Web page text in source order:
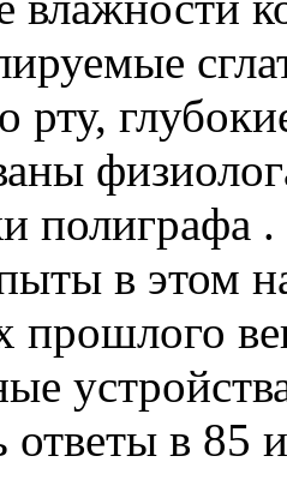
рту,
полиграфа
в этом
прошлого
ответы в 85